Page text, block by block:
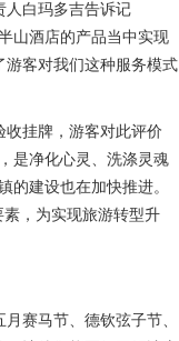
人白玛多吉告诉记
山酒店的产品当中实现
游客对我们这种服务模式
收挂牌，游客对此评价
是净化心灵、洗涤灵魂
的建设也在加快推进。
，为实现旅游转型升
赛马节、德钦弦子节、